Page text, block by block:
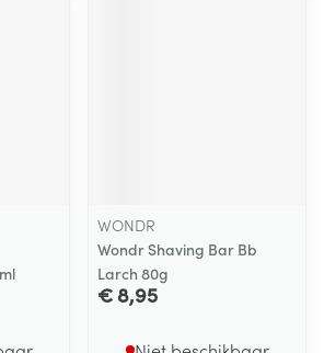
WONDR
Wondr Shaving Bar Bb
Larch 80g
€ 8,95